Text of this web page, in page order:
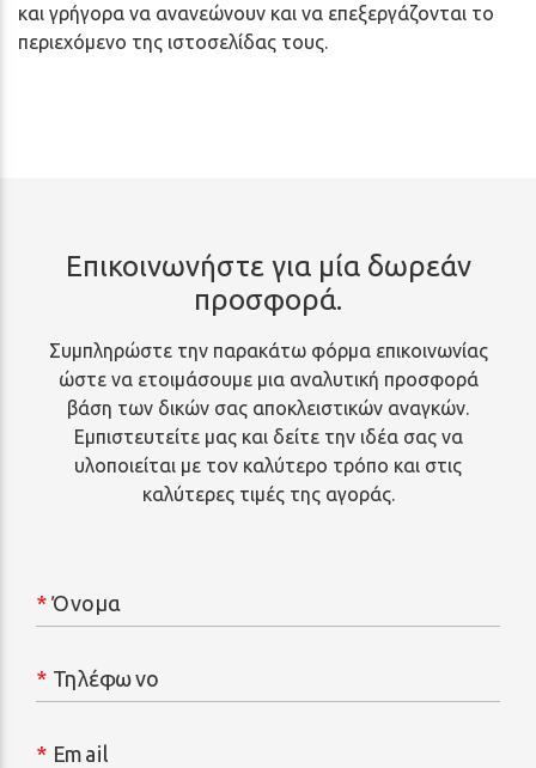
και γρήγορα να ανανεώνουν και να επεξεργάζονται το
περιεχόμενο της ιστοσελίδας τους.
Επικοινωνήστε για μία δωρεάν
προσφορά.
Συμπληρώστε την παρακάτω φόρμα επικοινωνίας
ώστε να ετοιμάσουμε μια αναλυτική προσφορά
βάση των δικών σας αποκλειστικών αναγκών.
Εμπιστευτείτε μας και δείτε την ιδέα σας να
υλοποιείται με τον καλύτερο τρόπο και στις
καλύτερες τιμές της αγοράς.
* Όνομα
* Τηλέφωνο
* Email